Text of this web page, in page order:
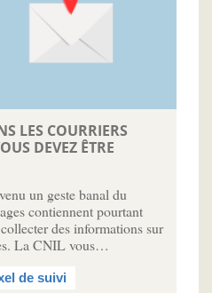
LES COURRIERS
DEVEZ ÊTRE
un geste banal du
contiennent pourtant
des informations sur
La CNIL vous…
de suivi